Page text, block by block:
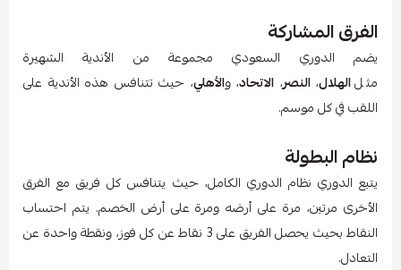
الفرق المشاركة
يضم الدوري السعودي مجموعة من الأندية الشهيرة
مثلالهلال،النصر، الاتحاد، والأهلي، حيث تتنافس هذه الأندية على
اللقب في كل موسم.
نظام البطولة
يتبع الدوري نظام الدوري الكامل، حيث يتنافس كل فريق مع الفرق
الأخرى مرتين، مرة على أرضه ومرة على أرض الخصم. يتم احتساب
النقاط بحيث يحصل الفريق على 3 نقاط عن كل فوز، ونقطة واحدة عن
التعادل.